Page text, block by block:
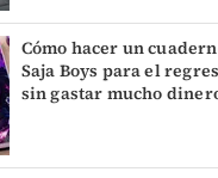
Cómo hacer un
Saja Boys para el
sin gastar mucho